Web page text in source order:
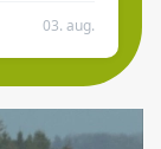
03. aug.